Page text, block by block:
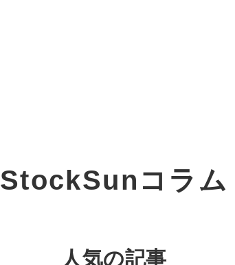
BPO支援
お役立ち資料
年収エージェント
StockSunコラム
人気の記事